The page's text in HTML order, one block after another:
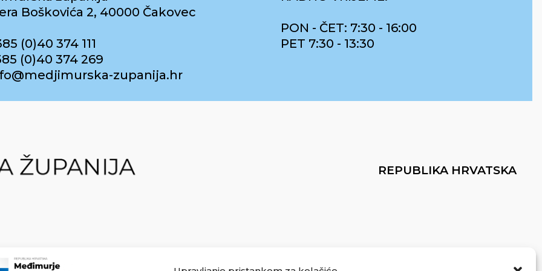
Boškovića 2, 40000 Čakovec
(0)40 374 111
(0)40 374 269
zupanija.hr
PON - ČET: 7:30 - 16:00
PET 7:30 - 13:30
REPUBLIKA HRVATSKA